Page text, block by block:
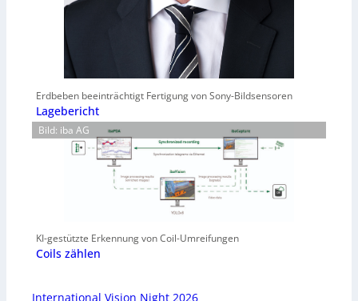
Erdbeben beeinträchtigt Fertigung von Sony-Bildsensoren
Lagebericht
Bild: iba AG
KI-gestützte Erkennung von Coil-Umreifungen
Coils zählen
International Vision Night 2026